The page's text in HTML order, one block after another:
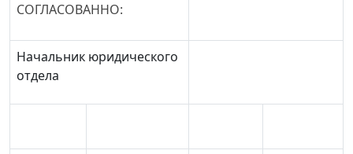
СОГЛАСОВАННО:
Начальник юридического
отдела